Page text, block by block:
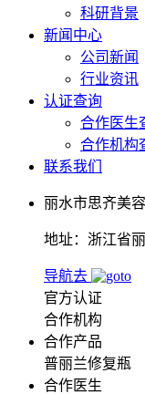
科研背景
新闻中心
公司新闻
行业资讯
认证查询
合作医生
合作机构
联系我们
丽水市思齐美
地址：浙江省
导航去
官方认证
合作机构
合作产品
普丽兰修复瓶
合作医生